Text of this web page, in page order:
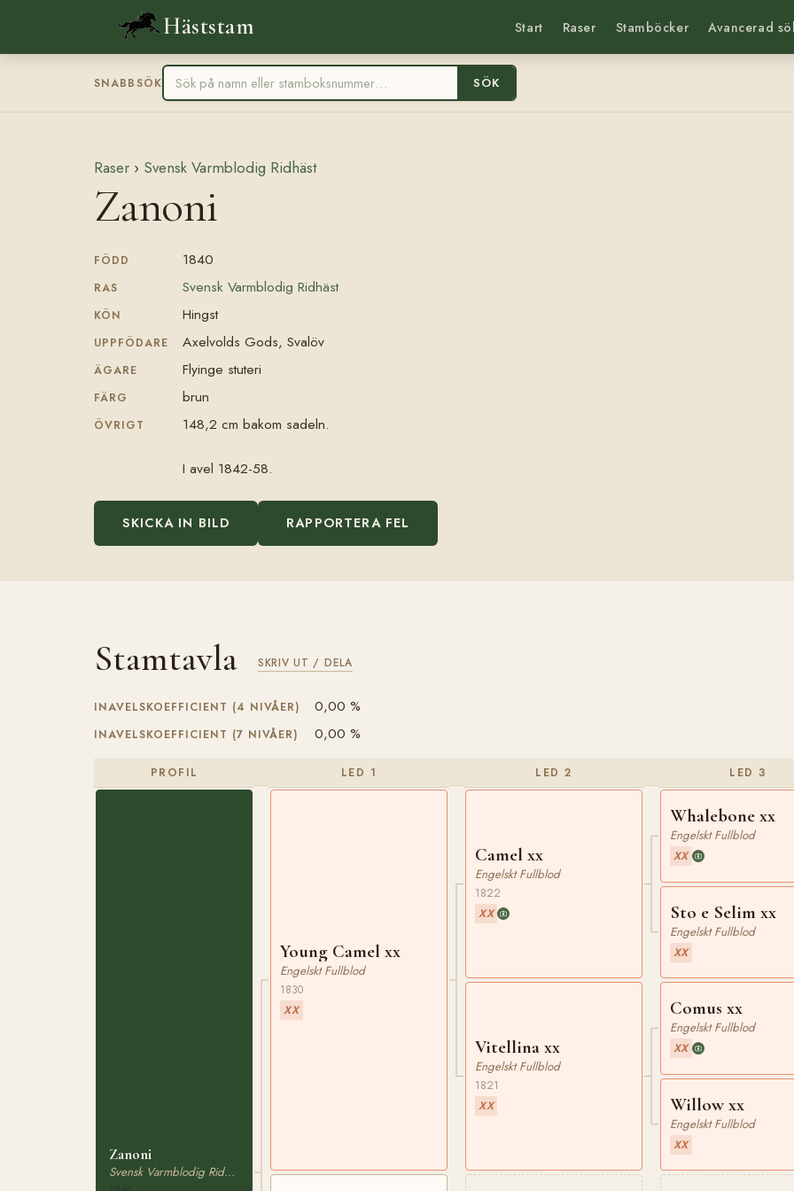
Häststam Start Raser Stamböcker Avancerad
SNABBSÖK SÖK
Raser › Svensk Varmblodig Ridhäst
Zanoni
FÖDD 1840
RAS Svensk Varmblodig Ridhäst
KÖN Hingst
UPPFÖDARE Axelvolds Gods, Svalöv
ÄGARE Flyinge stuteri
FÄRG brun
ÖVRIGT 148,2 cm bakom sadeln.
I avel 1842-58.
SKICKA IN BILD RAPPORTERA FEL
Stamtavla SKRIV UT / DELA
INAVELSKOEFFICIENT (4 NIVÅER) 0,00 %
INAVELSKOEFFICIENT (7 NIVÅER) 0,00 %
PROFIL
Zanoni
Svensk Varmblodig Ridhäst
LED 1
Young Camel xx
Engelskt Fullblod
1830
XX
LED 2
Camel xx
Engelskt Fullblod
1822
XX
Vitellina xx
Engelskt Fullblod
1821
XX
LED 3
Whalebone xx
Engelskt Fullblod
XX
Sto e Selim xx
Engelskt Fullblod
XX
Comus xx
Engelskt Fullblod
XX
Willow xx
Engelskt Fullblod
XX